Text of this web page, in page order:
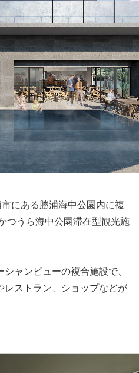
にある勝浦海中公園内に複
つうら海中公園滞在型観光施
ャンビューの複合施設で、
ストラン、ショップなどが